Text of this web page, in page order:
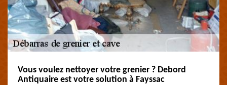
Vous voulez nettoyer votre grenier ? Debord
Antiquaire est votre solution à Fayssac